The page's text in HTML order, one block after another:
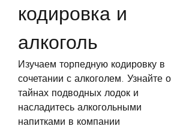
кодировка и
алкоголь
Изучаем торпедную кодировку в
сочетании с алкоголем. Узнайте о
тайнах подводных лодок и
насладитесь алкогольными
напитками в компании